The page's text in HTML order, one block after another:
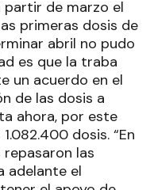
de marzo el
primeras dosis de
abril no pudo
es que la traba
un acuerdo en el
de las dosis a
ahora, por este
dosis. “En
las
adelante el